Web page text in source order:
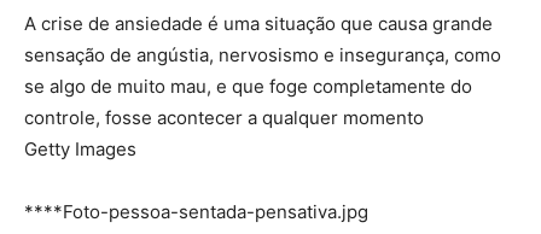
A crise de ansiedade é uma situação que causa grande
sensação de angústia, nervosismo e insegurança, como
se algo de muito mau, e que foge completamente do
controle, fosse acontecer a qualquer momento
Getty Images
****Foto-pessoa-sentada-pensativa.jpg